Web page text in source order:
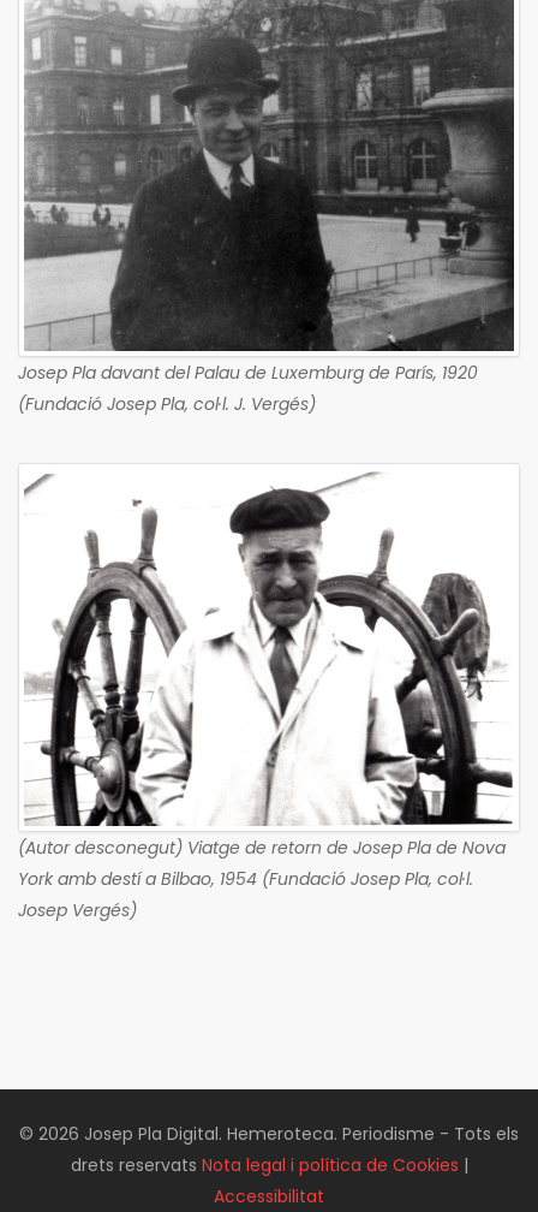
Josep Pla davant del Palau de Luxemburg de París, 1920
(Fundació Josep Pla, col·l. J. Vergés)
(Autor desconegut) Viatge de retorn de Josep Pla de Nova
York amb destí a Bilbao, 1954 (Fundació Josep Pla, col·l.
Josep Vergés)
© 2026 Josep Pla Digital. Hemeroteca. Periodisme - Tots els
drets reservats Nota legal i política de Cookies |
Accessibilitat